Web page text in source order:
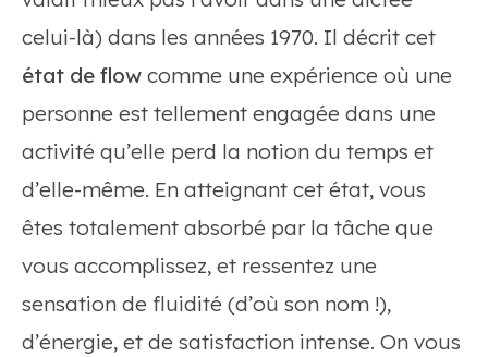
celui-là) dans les années 1970. Il décrit cet
état de flow comme une expérience où une
personne est tellement engagée dans une
activité qu’elle perd la notion du temps et
d’elle-même. En atteignant cet état, vous
êtes totalement absorbé par la tâche que
vous accomplissez, et ressentez une
sensation de fluidité (d’où son nom !),
d’énergie, et de satisfaction intense. On vous